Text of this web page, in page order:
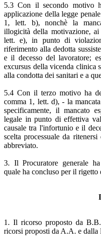
5.3 Con il secondo motivo
applicazione della legge
1, lett. b), nonchè la
illogicità della motivazione,
lett. e), in punto di
riferimento alla dedotta
e il decesso del lavoratore;
excursus della vicenda clinica
alla condotta dei sanitari e a
5.4 Con il terzo motivo ha
comma 1, lett. d), - la
specificamente, il mancato
legale in punto di effettiva
causale tra l'infortunio e il
scelta processuale da
abbreviato.
3. Il Procuratore generale
quale ha concluso per il rigetto
1. Il ricorso proposto da
ricorsi proposti da A.A. e dalla